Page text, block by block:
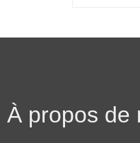
À propos de